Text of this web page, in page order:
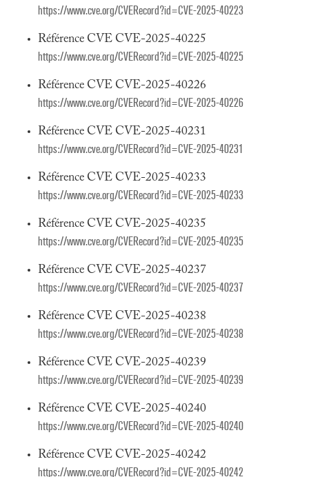
https://www.cve.org/CVERecord?id=CVE-2025-40223
Référence CVE CVE-2025-40225
https://www.cve.org/CVERecord?id=CVE-2025-40225
Référence CVE CVE-2025-40226
https://www.cve.org/CVERecord?id=CVE-2025-40226
Référence CVE CVE-2025-40231
https://www.cve.org/CVERecord?id=CVE-2025-40231
Référence CVE CVE-2025-40233
https://www.cve.org/CVERecord?id=CVE-2025-40233
Référence CVE CVE-2025-40235
https://www.cve.org/CVERecord?id=CVE-2025-40235
Référence CVE CVE-2025-40237
https://www.cve.org/CVERecord?id=CVE-2025-40237
Référence CVE CVE-2025-40238
https://www.cve.org/CVERecord?id=CVE-2025-40238
Référence CVE CVE-2025-40239
https://www.cve.org/CVERecord?id=CVE-2025-40239
Référence CVE CVE-2025-40240
https://www.cve.org/CVERecord?id=CVE-2025-40240
Référence CVE CVE-2025-40242
https://www.cve.org/CVERecord?id=CVE-2025-40242